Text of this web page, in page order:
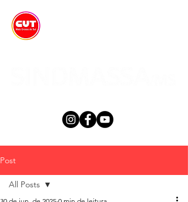
Post
All Posts